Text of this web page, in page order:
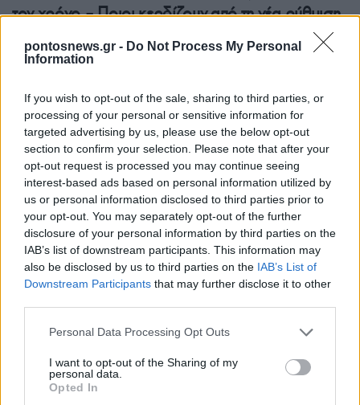
pontosnews.gr - Do Not Process My Personal
Information
If you wish to opt-out of the sale, sharing to third parties, or
processing of your personal or sensitive information for
targeted advertising by us, please use the below opt-out
section to confirm your selection. Please note that after your
opt-out request is processed you may continue seeing
interest-based ads based on personal information utilized by
us or personal information disclosed to third parties prior to
your opt-out. You may separately opt-out of the further
disclosure of your personal information by third parties on the
IAB’s list of downstream participants. This information may
also be disclosed by us to third parties on the IAB’s List of
Downstream Participants that may further disclose it to other
Please note that this website/app uses one or more Google
not limited to your visit or usage behaviour. You may click to
grant or deny consent to Google and its third-party tags to
use your data for below specified purposes in below Google
Personal Data Processing Opt Outs
I want to opt-out of the Sharing of my
personal data.
Opted In
τον χρόνο – Ποιοι κερδίζουν από τη νέα ρύθμιση
ΟΙΚΟΝΟΜΙΑ
e-ΕΦΚΑ: Εκτός λειτουργίας για μία εβδομάδα οι
γνωρίζουν οι οφειλέτες